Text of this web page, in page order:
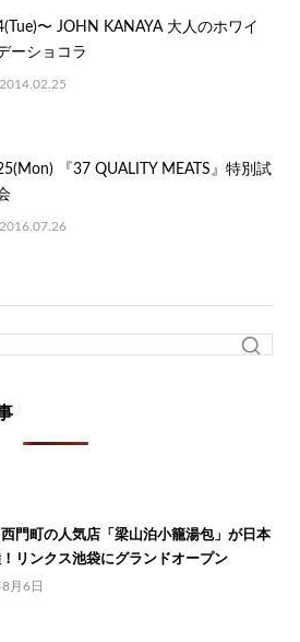
〜 JOHN KANAYA 大人のホワイ
ーショコラ
2014.02.25
『37 QUALITY MEATS』特別試
2016.07.26
門町の人気店「梁山泊小籠湯包」が日本
リンクス池袋にグランドオープン
月6日